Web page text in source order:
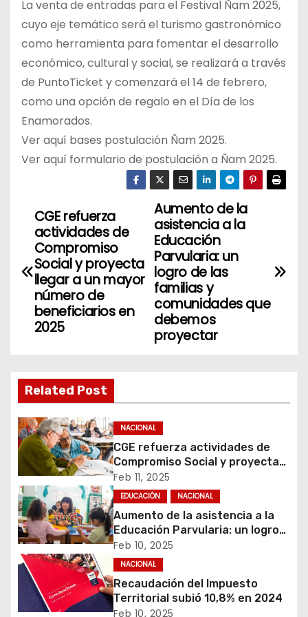
La venta de entradas para el Festival Ñam 2025,
cuyo eje temático será el turismo gastronómico
como herramienta para fomentar el desarrollo
económico, cultural y social, se realizará a través
de PuntoTicket y comenzará el 14 de febrero,
como una opción de regalo en el Día de los
Enamorados.
Ver aquí bases postulación Ñam 2025.
Ver aquí formulario de postulación a Ñam 2025.
N
v
c
i
ó
n
d
e
e
n
Aumento de la
asistencia a la
Educación
Parvularia: un
logro de las
familias y
comunidades que
debemos
proyectar
CGE refuerza
actividades de
Compromiso
Social y proyecta
llegar a un mayor
número de
beneficiarios en
2025
Related Post
NACIONAL
CGE refuerza actividades de
Compromiso Social y proyecta
llegar a un mayor número de
beneficiarios en 2025
Feb 11, 2025
EDUCACIÓN NACIONAL
Aumento de la asistencia a la
Educación Parvularia: un logro
de las familias y comunidades
que debemos proyectar
Feb 10, 2025
NACIONAL
Recaudación del Impuesto
Territorial subió 10,8% en 2024
Feb 10, 2025